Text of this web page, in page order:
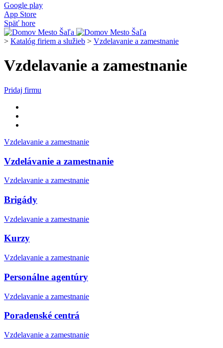
Google play
App Store
Späť hore
> Katalóg firiem a služieb > Vzdelavanie a zamestnanie
Vzdelavanie a zamestnanie
Pridaj firmu
Vzdelavanie a zamestnanie
Vzdelávanie a zamestnanie
Vzdelavanie a zamestnanie
Brigády
Vzdelavanie a zamestnanie
Kurzy
Vzdelavanie a zamestnanie
Personálne agentúry
Vzdelavanie a zamestnanie
Poradenské centrá
Vzdelavanie a zamestnanie